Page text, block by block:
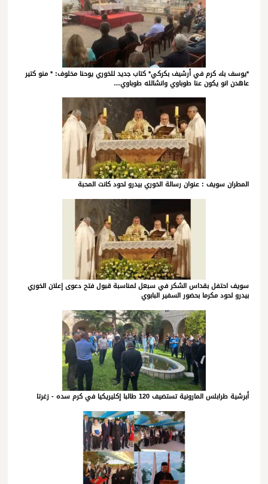
*يوسف بك كرم في أرشيف بكركي* كتاب جديد للخوري يوحنا مخلوف: * منو كتير
عاهدن انو يكون عنا طوباوي وانشالله طوباوي…
المطران سويف : عنوان رسالة الخوري بيدرو لحود كانت المحبة
سويف احتفل بقداس الشكر في سبعل لمناسبة قبول فتح دعوى إعلان الخوري
بيدرو لحود مكرما بحضور السفير البابوي
أبرشية طرابلس المارونية تستضيف 120 طالبا إكليريكيا في كرم سده - زغرتا